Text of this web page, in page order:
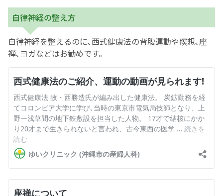
自律神経の整え方
自律神経を整えるのに､西式健康法の背腹運動や瞑想､座
禅､ヨガなどはお勧めです。